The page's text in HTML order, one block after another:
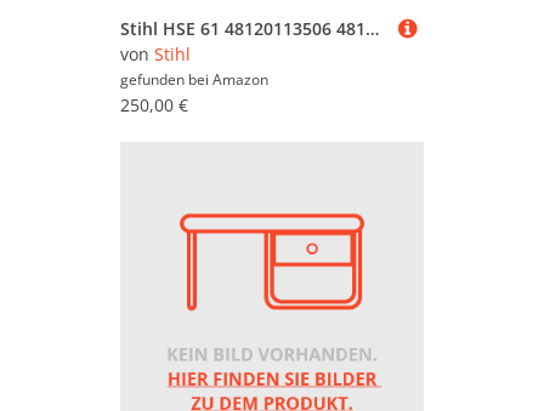
Stihl HSE 61 48120113506 48120113526 Elektrische Heckenschere mit Kabel, 500 W, Schnitt: 50 cm
von Stihl
gefunden bei Amazon
250,00 €